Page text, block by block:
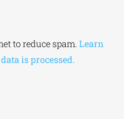
to reduce spam. Learn
is processed.